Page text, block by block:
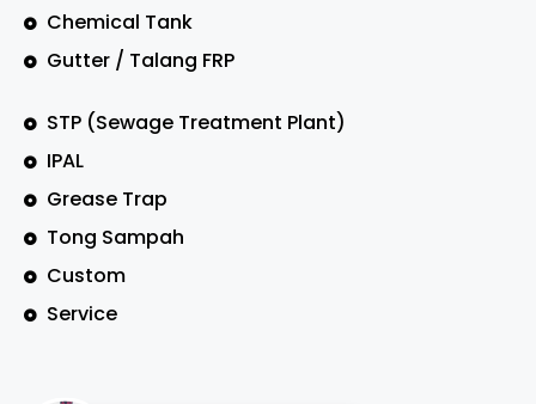
Chemical Tank
Gutter / Talang FRP
STP (Sewage Treatment Plant)
IPAL
Grease Trap
Tong Sampah
Custom
Service